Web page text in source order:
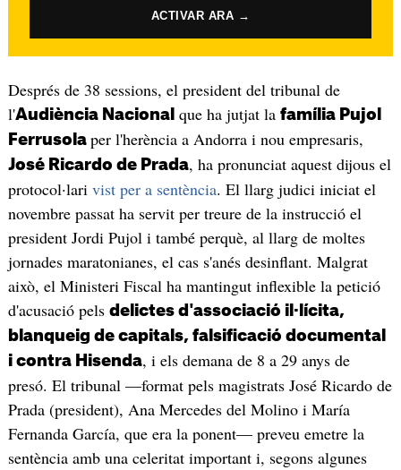
ACTIVAR ARA →
Després de 38 sessions, el president del tribunal de
l'Audiència Nacional que ha jutjat la família Pujol
Ferrusola per l'herència a Andorra i nou empresaris,
José Ricardo de Prada, ha pronunciat aquest dijous el
protocol·lari vist per a sentència. El llarg judici iniciat el
novembre passat ha servit per treure de la instrucció el
president Jordi Pujol i també perquè, al llarg de moltes
jornades maratonianes, el cas s'anés desinflant. Malgrat
això, el Ministeri Fiscal ha mantingut inflexible la petició
d'acusació pels delictes d'associació il·lícita,
blanqueig de capitals, falsificació documental
i contra Hisenda, i els demana de 8 a 29 anys de
presó. El tribunal —format pels magistrats José Ricardo de
Prada (president), Ana Mercedes del Molino i María
Fernanda García, que era la ponent— preveu emetre la
sentència amb una celeritat important i, segons algunes